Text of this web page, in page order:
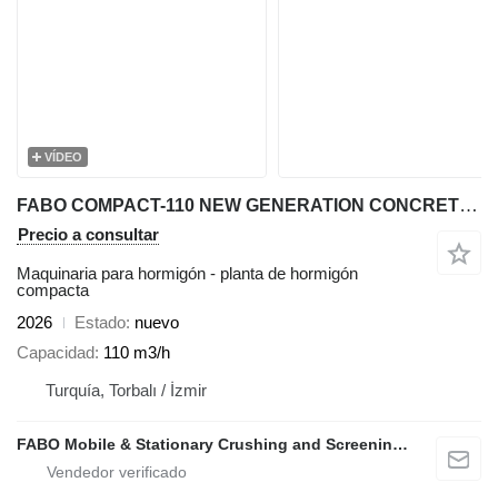
VÍDEO
FABO COMPACT-110 NEW GENERATION CONCRETE PLANT
Precio a consultar
Maquinaria para hormigón - planta de hormigón
compacta
2026
Estado nuevo
Capacidad 110 m3/h
Turquía, Torbalı / İzmir
FABO Mobile & Stationary Crushing and Screening Plants | Concrete Batching Plants Manufacturer